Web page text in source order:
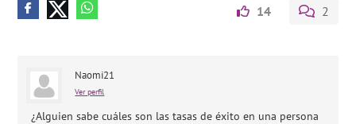
14 2
Naomi21
Ver perfil
¿Alguien sabe cuáles son las tasas de éxito en una persona